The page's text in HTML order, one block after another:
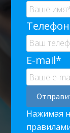
E-mail*
Нажимая